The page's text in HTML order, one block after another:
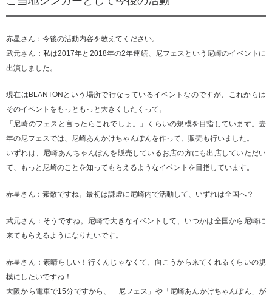
赤星さん：今後の活動内容を教えてください。
武元さん：私は2017年と2018年の2年連続、尼フェスという尼崎のイベントに
出演しました。
現在はBLANTONという場所で行なっているイベントなのですが、これからは
そのイベントをもっともっと大きくしたくって。
「尼崎のフェスと言ったらこれでしょ。」くらいの規模を目指しています。去
年の尼フェスでは、尼崎あんかけちゃんぽんを作って、販売も行いました。
いずれは、尼崎あんちゃんぽんを販売しているお店の方にも出店していただい
て、もっと尼崎のことを知ってもらえるようなイベントを目指しています。
赤星さん：素敵ですね。最初は謙虚に尼崎内で活動して、いずれは全国へ？
武元さん：そうですね。尼崎で大きなイベントして、いつかは全国から尼崎に
来てもらえるようになりたいです。
赤星さん：素晴らしい！行くんじゃなくて、向こうから来てくれるくらいの規
模にしたいですね！
大阪から電車で15分ですから、「尼フェス」や「尼崎あんかけちゃんぽん」が